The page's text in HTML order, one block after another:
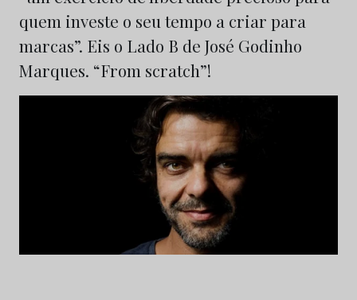
quem investe o seu tempo a criar para
marcas”. Eis o Lado B de José Godinho
Marques. “From scratch”!